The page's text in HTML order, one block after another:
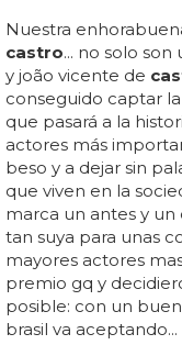
Nuestra
castro... no solo
y joão vicente de
conseguido captar
que pasará a la
actores más
beso y a dejar sin
que viven en la
marca un antes y un
tan suya para unas
mayores actores
premio gq y
posible: con un
brasil va aceptando...